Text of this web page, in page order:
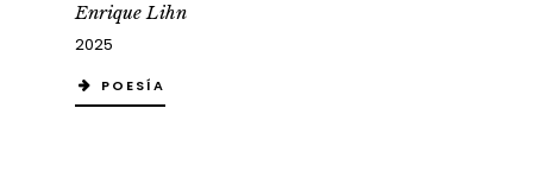
Enrique Lihn
2025
POESÍA